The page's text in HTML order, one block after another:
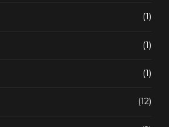
(1)
(1)
(1)
(12)